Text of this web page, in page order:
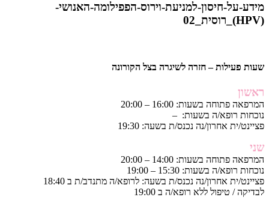
מידע-על-חיסון-למניעת-וירוס-הפפילומה-האנושי-
(HPV)_רוסית_02
שעות פעילות – חזרה לשיגרה בצל הקורונה
ראשון
המרפאה פתוחה בשעות: 16:00 – 20:00
נוכחות רופא/ה בשעות: –
פציינט/ית אחרון/נה נכנס/ת בשעה: 19:30
שני
המרפאה פתוחה בשעות: 14:00 – 20:00
נוכחות רופא/ה בשעות: 15:30 – 19:00
פציינט/ית אחרון/נה נכנס/ת בשעה: לרופא/ה מתנדב/ת ב 18:40
לבדיקה / טיפול ללא רופא/ה ב 19:00